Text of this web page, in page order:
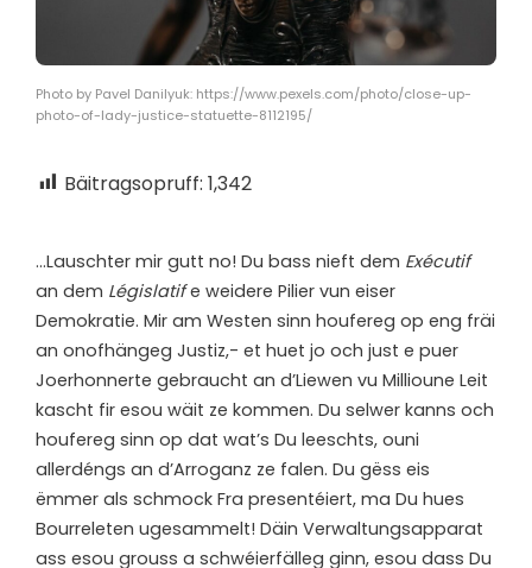
Photo by Pavel Danilyuk: https://www.pexels.com/photo/close-up-
photo-of-lady-justice-statuette-8112195/
Bäitragsopruff: 1,342
…Lauschter mir gutt no! Du bass nieft dem Exécutif
an dem Législatife weidere Pilier vun eiser
Demokratie. Mir am Westen sinn houfereg op eng fräi
an onofhängeg Justiz,- et huet jo och just e puer
Joerhonnerte gebraucht an d’Liewen vu Millioune Leit
kascht fir esou wäit ze kommen. Du selwer kanns och
houfereg sinn op dat wat’s Du leeschts, ouni
allerdéngs an d’Arroganz ze falen. Du gëss eis
ëmmer als schmock Fra presentéiert, ma Du hues
Bourreleten ugesammelt! Däin Verwaltungsapparat
ass esou grouss a schwéierfälleg ginn, esou dass Du